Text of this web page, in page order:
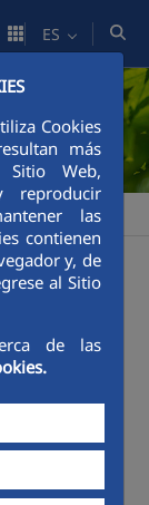
Cookies
más
Sitio Web,
reproducir
las
contienen
y, de
al Sitio
de las
ES
>La comunidad
corporativas
de actuación
las áreas
y